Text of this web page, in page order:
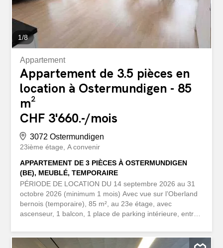
avec parquet Salles de bain avec carrelage Cuisine avec
plaque vitrocéramique, four, lave-vaisselle...
1/8
Appartement
Appartement de 3.5 pièces en
location à Ostermundigen - 85
m²
CHF 3'660.-/mois
3072 Ostermundigen
23ième étage A convenir
APPARTEMENT DE 3 PIÈCES À OSTERMUNDIGEN
(BE), MEUBLÉ, TEMPORAIRE
PÉRIODE DE LOCATION DU 14 septembre 2026 au 31
octobre 2026 (minimum 1 mois) Avec vue sur l’Oberland
bernois (temporaire), 85 m², au 23e étage, avec
ascenseur, 1 balcon, 1 place de parking intérieure, entrée
eau, internet, télévision (y compris connexion et
abonnement), ... MIETDAUER ab 14. September 2026 bis